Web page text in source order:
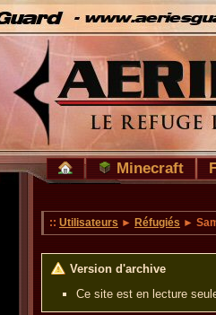
Minecraft
:: Utilisateurs ► Réfugiés ►
Version d'archive
Ce site est en lecture